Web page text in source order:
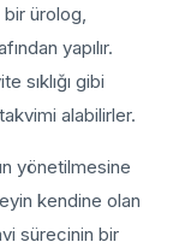
bir ürolog,
yapılır.
sıklığı gibi
alabilirler.
yönetilmesine
kendine olan
sürecinin bir